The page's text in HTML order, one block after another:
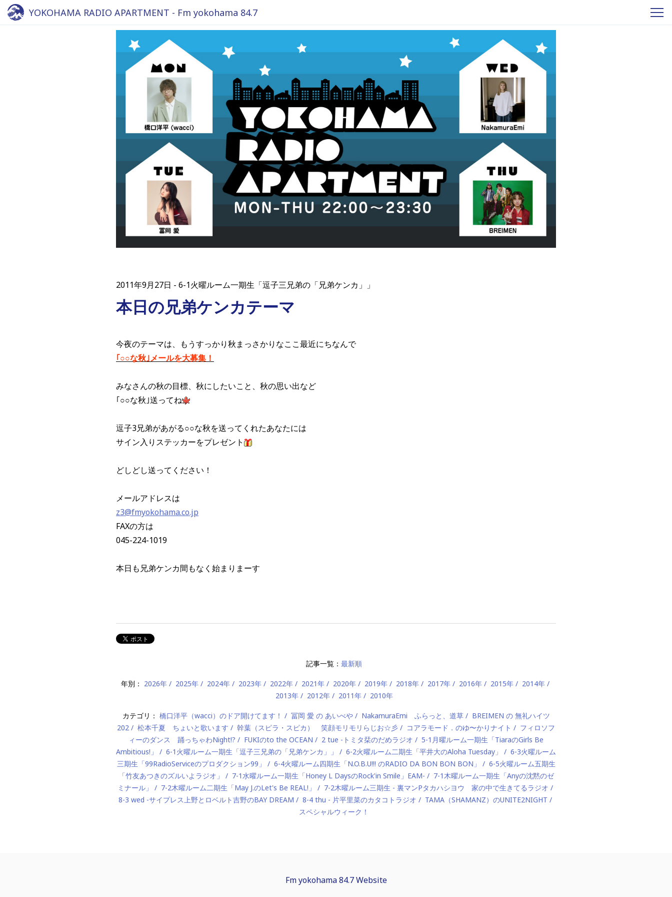
YOKOHAMA RADIO APARTMENT - Fm yokohama 84.7
2011年9月27日 6-1火曜ルーム一期生「逗子三兄弟の「兄弟ケンカ」」
本日の兄弟ケンカテーマ
今夜のテーマは、もうすっかり秋まっさかりなここ最近にちなんで
｢○○な秋｣メールを大募集！
みなさんの秋の目標、秋にしたいこと、秋の思い出など
｢○○な秋｣送ってね
逗子3兄弟があがる○○な秋を送ってくれたあなたには
サイン入りステッカーをプレゼント
どしどし送ってください！
メールアドレスは
z3@fmyokohama.co.jp
FAXの方は
045-224-1019
本日も兄弟ケンカ間もなく始まりまーす
記事一覧： 最新順
年別： 2026年 2025年 2024年 2023年 2022年 2021年 2020年 2019年 2018年 2017年 2016年 2015年
2014年
2013年
2012年 2011年 2010年
カテゴリ： 橋口洋平（wacci）のドア開けてます！ 冨岡 愛 の あいべや NakamuraEmi ふらっと、道草
BREIMEN の 無礼ハイツ
202
松本千夏 ちょいと歌います 幹葉（スピラ・スピカ） 笑顔モリモリらじお☆彡 コアラモード．のゆ〜かりナイト
フィロソフ
ィーのダンス 踊っちゃわNight!?
FUKIのto the OCEAN 2 tue -トミタ栞のだめラジオ
5-1月曜ルーム一期生「TiaraのGirls Be
Ambitious!」
6-1火曜ルーム一期生「逗子三兄弟の「兄弟ケンカ」」 6-2火曜ルーム二期生「平井大のAloha Tuesday」
6-3火曜ルーム
三期生「99RadioServiceのプロダクション99」
6-4火曜ルーム四期生「N.O.B.U!!! のRADIO DA BON BON BON」
6-5火曜ルーム五期生
「竹友あつきのズルいよラジオ」
7-1水曜ルーム一期生「Honey L DaysのRock'in Smile」EAM-
7-1木曜ルーム一期生「Anyの沈黙のゼ
ミナール」
7-2木曜ルーム二期生「May J.のLet's Be REAL!」
7-2木曜ルーム三期生 - 裏マンPタカハシヨウ 家の中で生きてるラジオ
8-3 wed -サイプレス上野とロベルト吉野のBAY DREAM
8-4 thu - 片平里菜のカタコトラジオ
TAMA（SHAMANZ）のUNITE2NIGHT
スペシャルウィーク！
Fm yokohama 84.7 Website